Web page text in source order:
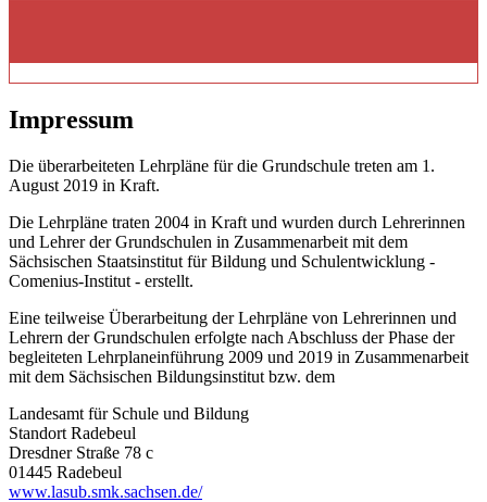
Impressum
Die überarbeiteten Lehrpläne für die Grundschule treten am 1.
August 2019 in Kraft.
Die Lehrpläne traten 2004 in Kraft und wurden durch Lehrerinnen
und Lehrer der Grundschulen in Zusammenarbeit mit dem
Sächsischen Staatsinstitut für Bildung und Schulentwicklung -
Comenius-Institut - erstellt.
Eine teilweise Überarbeitung der Lehrpläne von Lehrerinnen und
Lehrern der Grundschulen erfolgte nach Abschluss der Phase der
begleiteten Lehrplaneinführung 2009 und 2019 in Zusammenarbeit
mit dem Sächsischen Bildungsinstitut bzw. dem
Landesamt für Schule und Bildung
Standort Radebeul
Dresdner Straße 78 c
01445 Radebeul
www.lasub.smk.sachsen.de/